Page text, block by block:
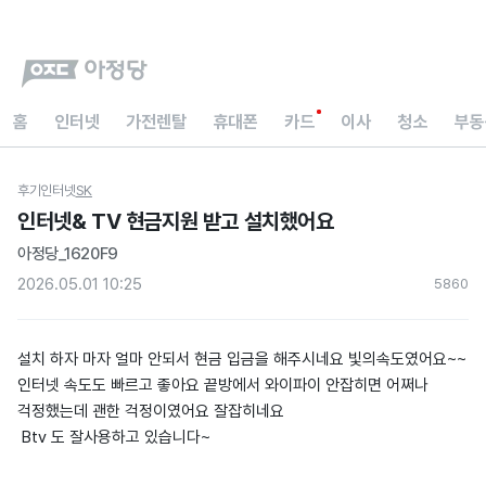
홈 인터넷 가전렌탈 휴대폰 카드 이사 청소 부
후기 인터넷SK
인터넷& TV 현금지원 받고 설치했어요
아정당_1620F9
2026.05.01 10:25
5860
설치 하자 마자 얼마 안되서 현금 입금을 해주시네요 빛의속도였어요~~
인터넷 속도도 빠르고 좋아요 끝방에서 와이파이 안잡히면 어쩌나
걱정했는데 괜한 걱정이였어요 잘잡히네요
Btv 도 잘사용하고 있습니다~